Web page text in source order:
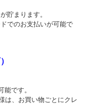
貯まります。
でのお支払いが可能で
です。
は、お買い物ごとにクレ